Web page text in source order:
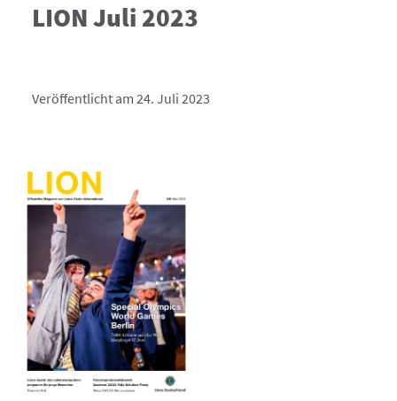
LION Juli 2023
Veröffentlicht am 24. Juli 2023